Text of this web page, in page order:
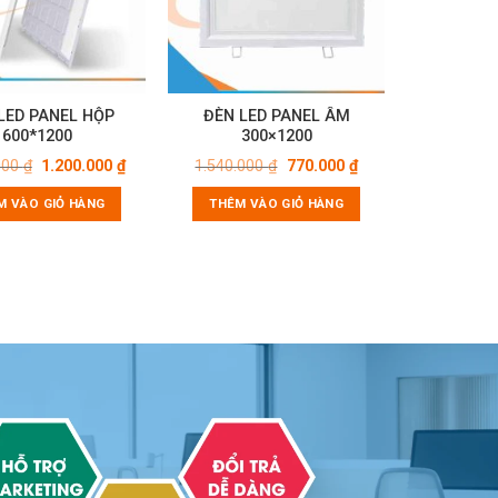
PANEL HỘP
600*1200
₫ Giá
là:
1.400.000 ₫.
1.200.000₫Giá
hiện
1.200.000 ₫.
VÀO GIỎ HÀNG
ĐÈN LED PANEL ÂM
300×1200
1.540.000₫ Giá
là:
1.540.000 ₫.
770.000 ₫Giá
hiện
770.000 ₫.
THÊM VÀO GIỎ HÀNG